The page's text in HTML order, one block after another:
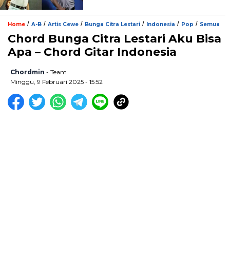
Home / A-B / Artis Cewe / Bunga Citra Lestari / Indonesia / Pop / Semua
Chord Bunga Citra Lestari Aku Bisa
Apa – Chord Gitar Indonesia
Chordmin - Team
Minggu, 9 Februari 2025 - 15:52